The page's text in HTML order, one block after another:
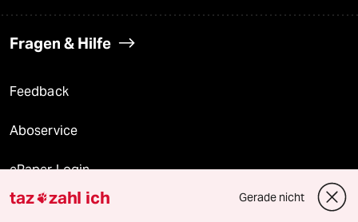
Fragen & Hilfe
Feedback
Aboservice
ePaper Login
Downloads für Abonnierende
taz zahl ich Gerade nicht